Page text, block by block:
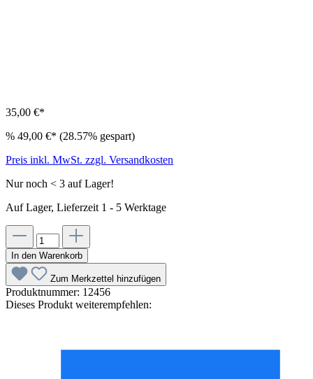
35,00 €*
% 49,00 €* (28.57% gespart)
Preis inkl. MwSt. zzgl. Versandkosten
Nur noch < 3 auf Lager!
Auf Lager, Lieferzeit 1 - 5 Werktage
In den Warenkorb
Zum Merkzettel hinzufügen
Produktnummer: 12456
Dieses Produkt weiterempfehlen: